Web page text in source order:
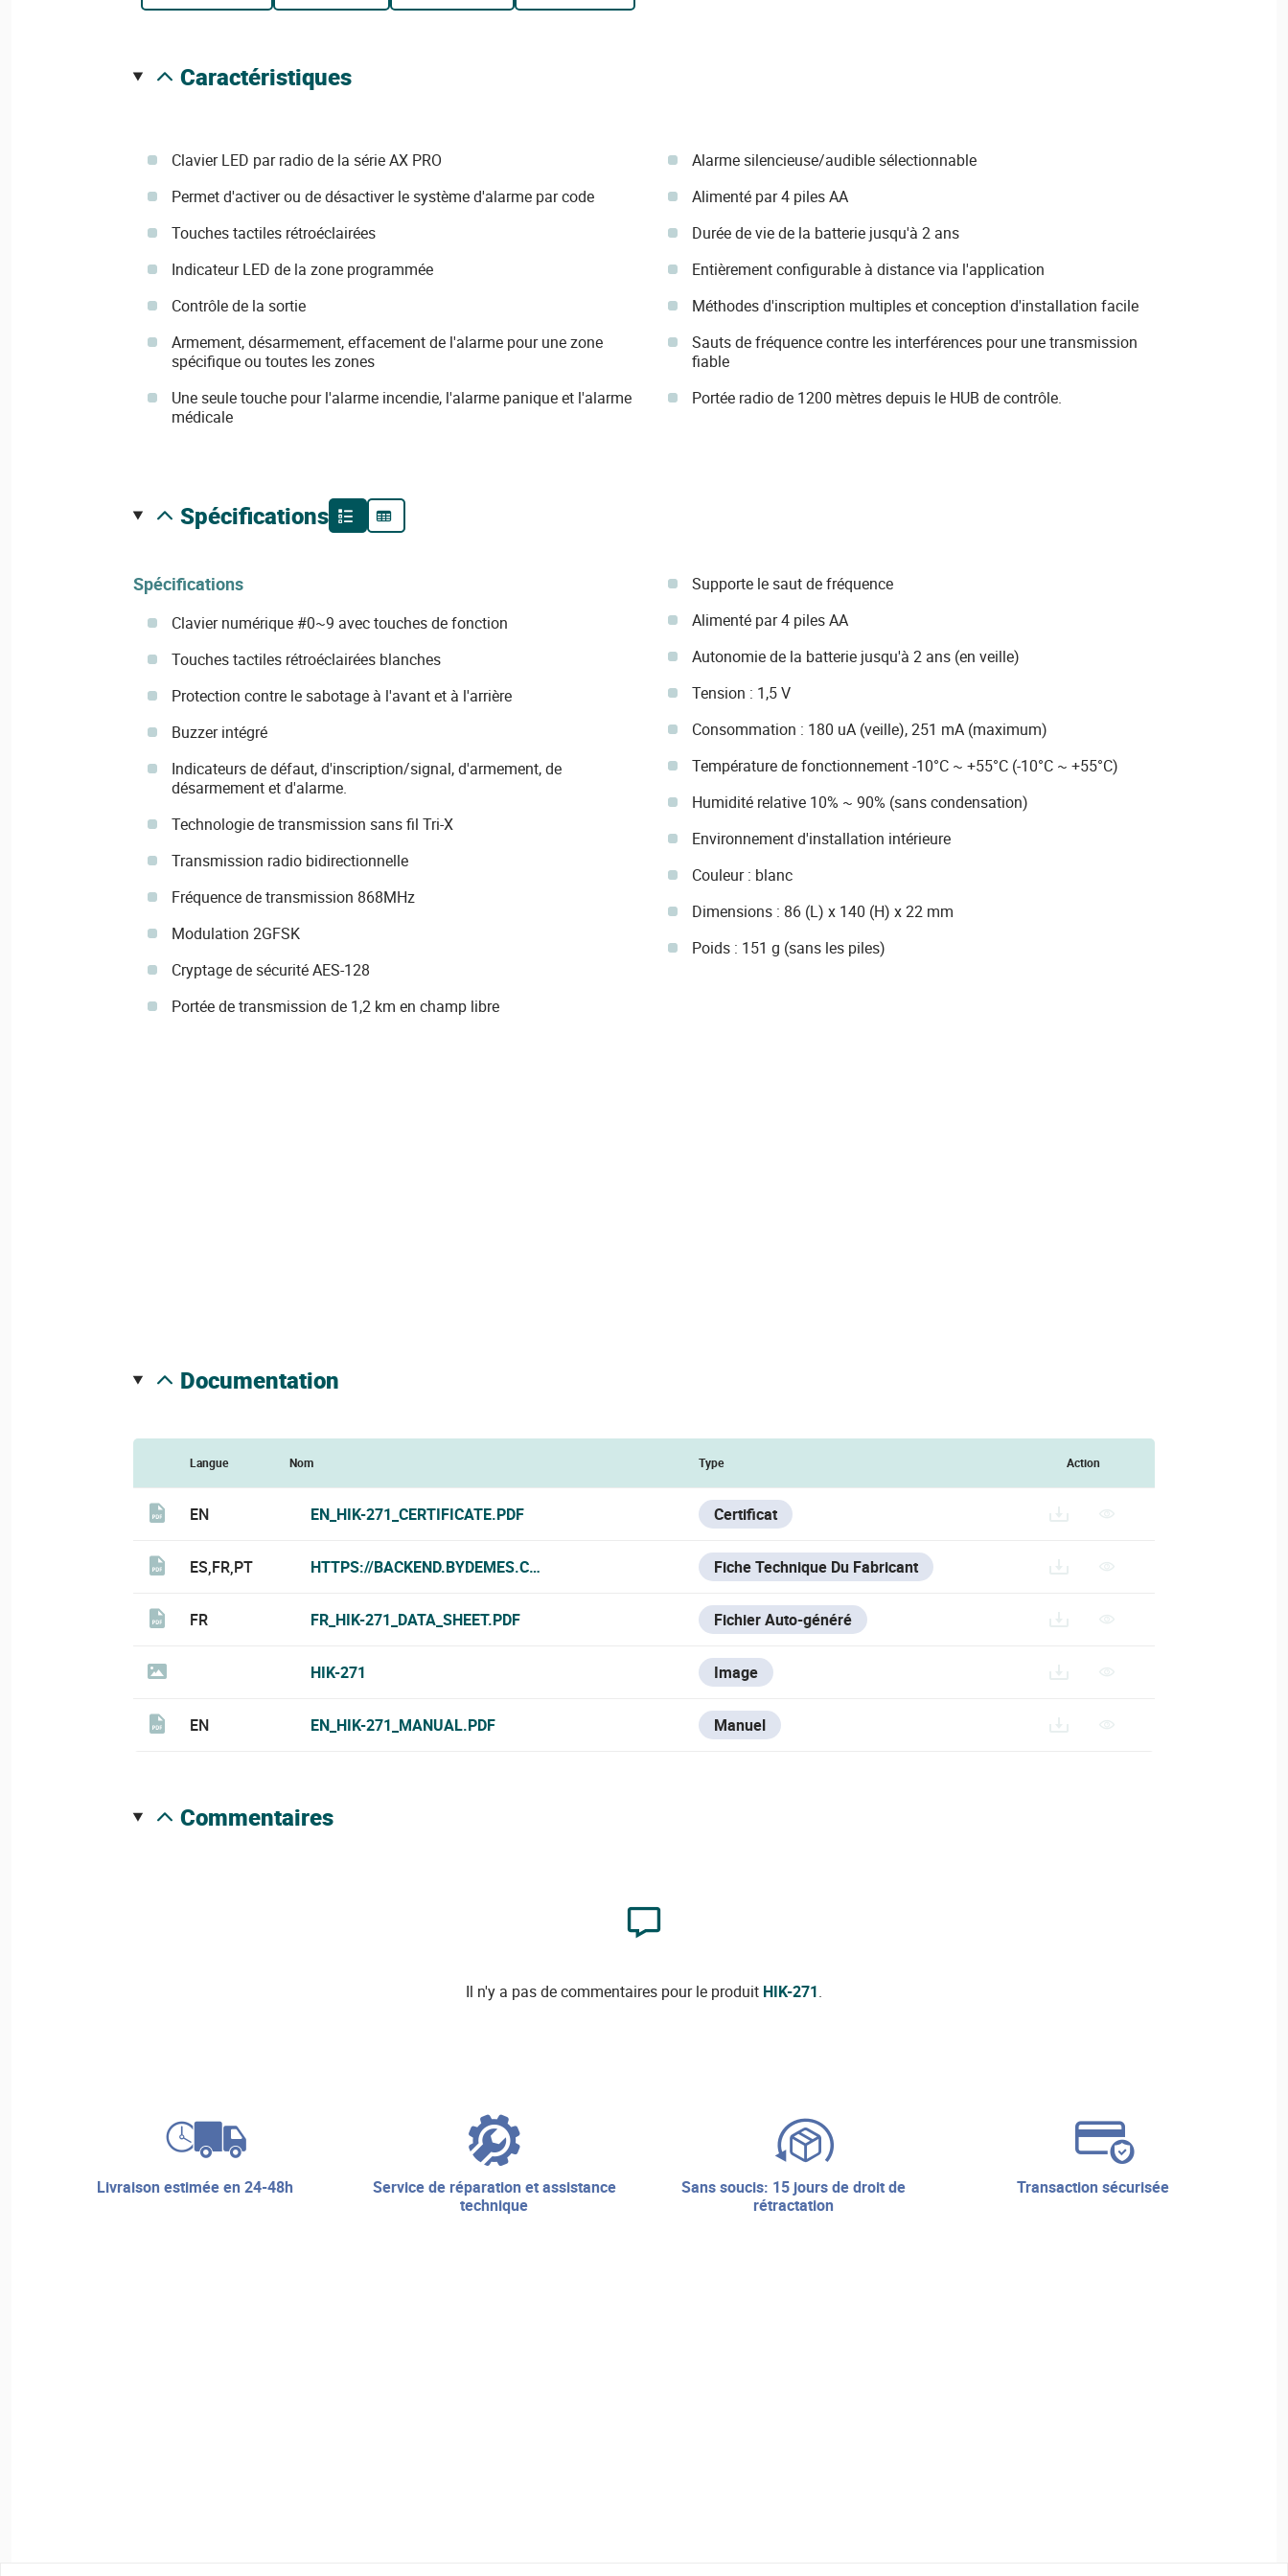
caractéristiques
Clavier LED par radio de la série AX PRO
Permet d'activer ou de désactiver le système d'alarme par code
Touches tactiles rétroéclairées
Indicateur LED de la zone programmée
Contrôle de la sortie
Armement, désarmement, effacement de l'alarme pour une zone
spécifique ou toutes les zones
Une seule touche pour l'alarme incendie, l'alarme panique et l'alarme
médicale
Alarme silencieuse/audible sélectionnable
Alimenté par 4 piles AA
Durée de vie de la batterie jusqu'à 2 ans
Entièrement configurable à distance via l'application
Méthodes d'inscription multiples et conception d'installation facile
Sauts de fréquence contre les interférences pour une transmission
fiable
Portée radio de 1200 mètres depuis le HUB de contrôle.
spécifications
Spécifications
Clavier numérique #0~9 avec touches de fonction
Touches tactiles rétroéclairées blanches
Protection contre le sabotage à l'avant et à l'arrière
Buzzer intégré
Indicateurs de défaut, d'inscription/signal, d'armement, de
désarmement et d'alarme.
Technologie de transmission sans fil Tri-X
Transmission radio bidirectionnelle
Fréquence de transmission 868MHz
Modulation 2GFSK
Cryptage de sécurité AES-128
Portée de transmission de 1,2 km en champ libre
Supporte le saut de fréquence
Alimenté par 4 piles AA
Autonomie de la batterie jusqu'à 2 ans (en veille)
Tension : 1,5 V
Consommation : 180 uA (veille), 251 mA (maximum)
Température de fonctionnement -10°C ~ +55°C (-10°C ~ +55°C)
Humidité relative 10% ~ 90% (sans condensation)
Environnement d'installation intérieure
Couleur : blanc
Dimensions : 86 (L) x 140 (H) x 22 mm
Poids : 151 g (sans les piles)
documentation
Langue Nom Type Action
EN EN_HIK-271_CERTIFICATE.PDF Certificat
ES,FR,PT HTTPS://BACKEND.BYDEMES.COM/ADMIN/PRODUCTOS/PDF/HIK-271_MANUFACTURER_DATA_SHEET_EN.PDF
Fiche Technique Du Fabricant
FR FR_HIK-271_DATA_SHEET.PDF Fichier Auto-généré
HIK-271 Image
EN EN_HIK-271_MANUAL.PDF Manuel
commentaires
Il n'y a pas de commentaires pour le produit HIK-271.
livraison estimée en 24-48h
service de réparation et assistance
technique
sans soucis: 15 jours de droit de
rétractation
transaction sécurisée